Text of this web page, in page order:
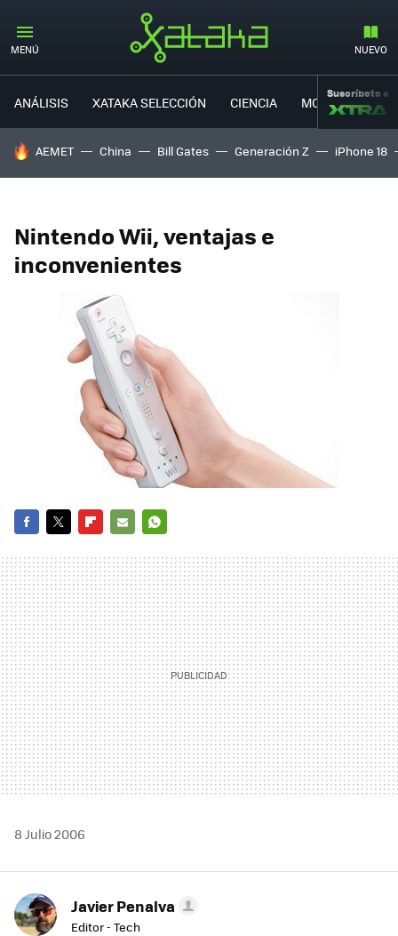
MENÚ NUEVO
ANÁLISIS XATAKA SELECCIÓN CIENCIA MOVILIDAD
Suscríbete a
HOY SE HABLA DE
AEMET China Bill Gates Generación Z iPhone 18
Nintendo Wii, ventajas e
inconvenientes
MAIL
8 Julio 2006
Javier Penalva
Editor - Tech